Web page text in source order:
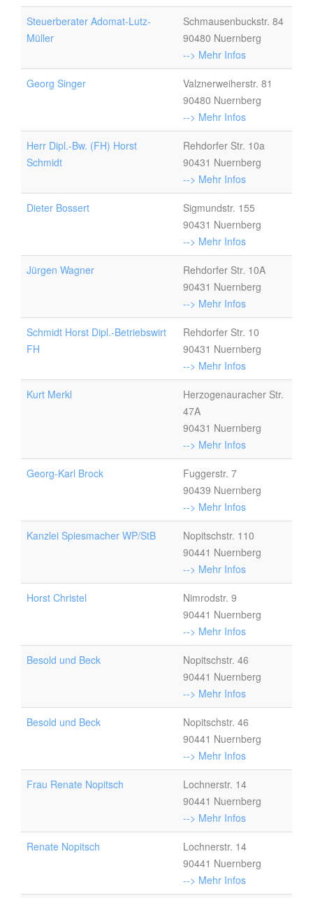
Steuerberater Adomat-Lutz-
Müller
Schmausenbuckstr. 84
90480 Nuernberg
--> Mehr Infos
Georg Singer
Valznerweiherstr. 81
90480 Nuernberg
--> Mehr Infos
Herr Dipl.-Bw. (FH) Horst
Schmidt
Rehdorfer Str. 10a
90431 Nuernberg
--> Mehr Infos
Dieter Bossert
Sigmundstr. 155
90431 Nuernberg
--> Mehr Infos
Jürgen Wagner
Rehdorfer Str. 10A
90431 Nuernberg
--> Mehr Infos
Schmidt Horst Dipl.-Betriebswirt
FH
Rehdorfer Str. 10
90431 Nuernberg
--> Mehr Infos
Kurt Merkl
Herzogenauracher Str.
47A
90431 Nuernberg
--> Mehr Infos
Georg-Karl Brock
Fuggerstr. 7
90439 Nuernberg
--> Mehr Infos
Kanzlei Spiesmacher WP/StB
Nopitschstr. 110
90441 Nuernberg
--> Mehr Infos
Horst Christel
Nimrodstr. 9
90441 Nuernberg
--> Mehr Infos
Besold und Beck
Nopitschstr. 46
90441 Nuernberg
--> Mehr Infos
Besold und Beck
Nopitschstr. 46
90441 Nuernberg
--> Mehr Infos
Frau Renate Nopitsch
Lochnerstr. 14
90441 Nuernberg
--> Mehr Infos
Renate Nopitsch
Lochnerstr. 14
90441 Nuernberg
--> Mehr Infos